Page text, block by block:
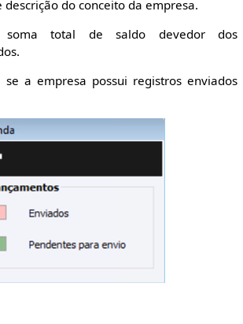
do conceito da empresa.
soma total de saldo devedor dos
a empresa possui registros enviados